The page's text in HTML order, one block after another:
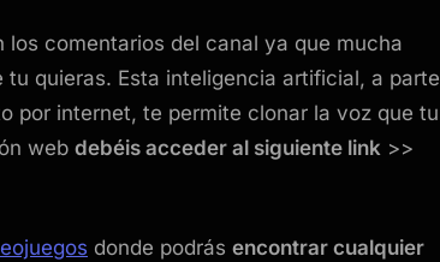
los comentarios del canal ya que mucha
quieras. Esta inteligencia artificial, a parte
por internet, te permite clonar la voz que tu
web debéis acceder al siguiente link >>
donde podrás encontrar cualquier